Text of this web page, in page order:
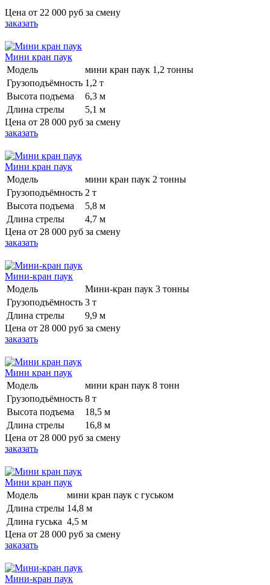
Цена от 22 000 руб за смену
заказать
Мини кран паук
Модель
мини кран паук 1,2 тонны
Грузоподъёмность 1,2 т
Высота подъема
6,3 м
Длина стрелы
5,1 м
Цена от 28 000 руб за смену
заказать
Мини кран паук
Модель
мини кран паук 2 тонны
Грузоподъёмность 2 т
Высота подъема
5,8 м
Длина стрелы
4,7 м
Цена от 28 000 руб за смену
заказать
Мини-кран паук
Модель
Мини-кран паук 3 тонны
Грузоподъёмность 3 т
Длина стрелы
9,9 м
Цена от 28 000 руб за смену
заказать
Мини кран паук
Модель
мини кран паук 8 тонн
Грузоподъёмность 8 т
Высота подъема
18,5 м
Длина стрелы
16,8 м
Цена от 28 000 руб за смену
заказать
Мини кран паук
Модель
мини кран паук с гуськом
Длина стрелы 14,8 м
Длина гуська 4,5 м
Цена от 28 000 руб за смену
заказать
Мини-кран паук